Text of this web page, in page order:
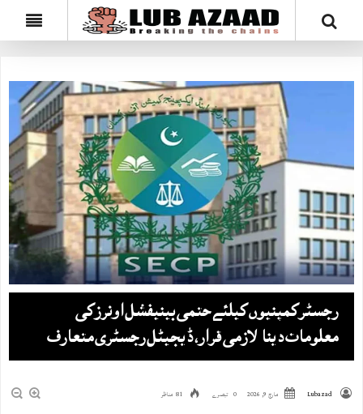
رجسٹرکمپنیوں کیلئےحتمی بینیفشل اونرزکی
معلومات دینا لازمی قرار، ڈیجیٹل رجسٹری متعارف
Lubazad مارچ 9, 2026 0 تبصرے 81 مناظر